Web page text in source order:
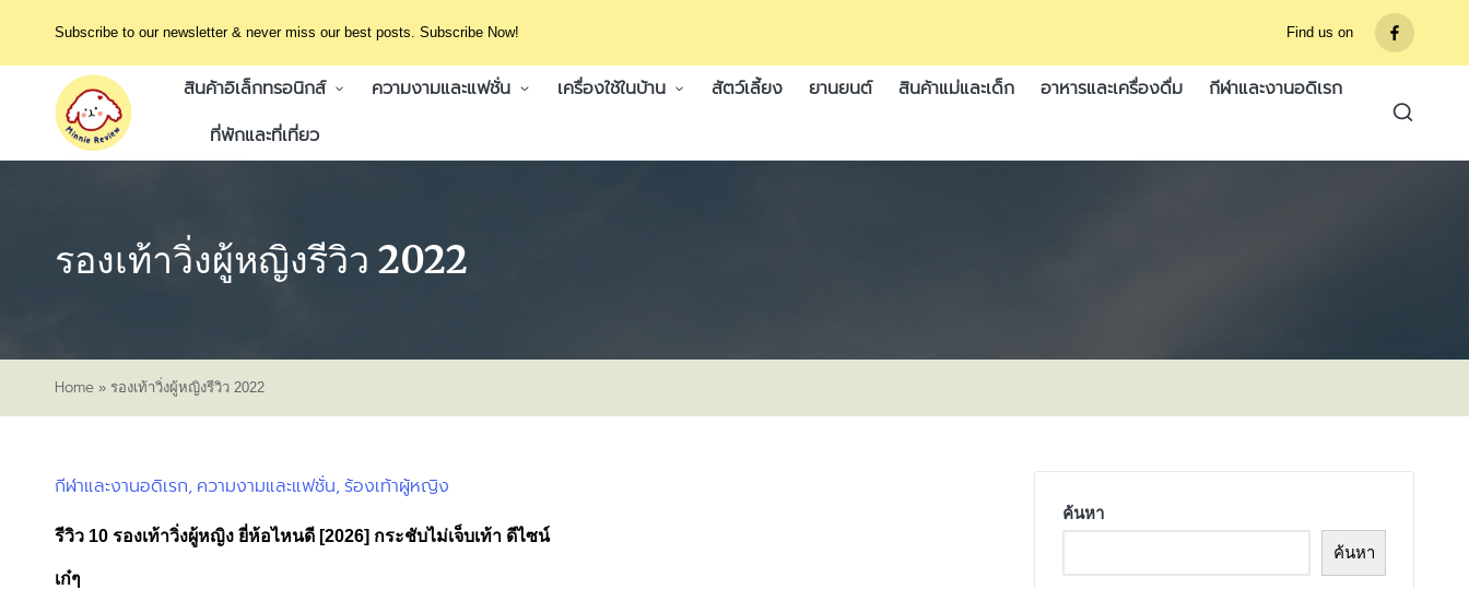
Subscribe to our newsletter & never miss our best posts. Subscribe Now! Find us on
รายการ
เมนู
สินค้าอิเล็กทรอนิกส์ ความงามและแฟชั่น เครื่องใช้ในบ้าน สัตว์เลี้ยง ยานยนต์ สินค้าแม่และเด็ก อาหารและเครื่องดื่ม
กีฬาและงานอดิเรก
ที่พักและที่เที่ยว
รองเท้าวิ่งผู้หญิงรีวิว 2022
Home » รองเท้าวิ่งผู้หญิงรีวิว 2022
Posted
กีฬาและงานอดิเรก ความงามและแฟชั่น ร้องเท้าผู้หญิง
รีวิว 10 รองเท้าวิ่งผู้หญิง ยี่ห้อไหนดี [2026] กระชับไม่เจ็บเท้า ดีไซน์
เก๋ๆ
ค้นหา
ค้นหา